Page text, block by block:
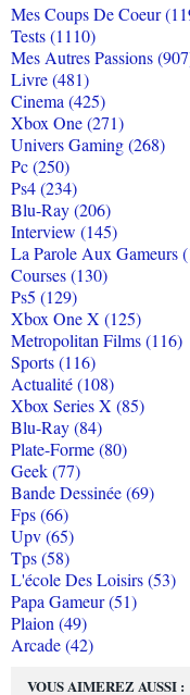
VOUS AIMEREZ AUSSI :
Mes Coups De Coeur
Tests (1110)
Mes Autres Passions
Livre (481)
Cinema (425)
Xbox One (271)
Univers Gaming (268)
Pc (250)
Ps4 (234)
Blu-Ray (206)
Interview (145)
La Parole Aux Gameurs
Courses (130)
Ps5 (129)
Xbox One X (125)
Metropolitan Films (116)
Sports (116)
Actualité (108)
Xbox Series X (85)
Blu-Ray (84)
Plate-Forme (80)
Geek (77)
Bande Dessinée (69)
Fps (66)
Upv (65)
Tps (58)
L'école Des Loisirs (53)
Papa Gameur (51)
Plaion (49)
Arcade (42)